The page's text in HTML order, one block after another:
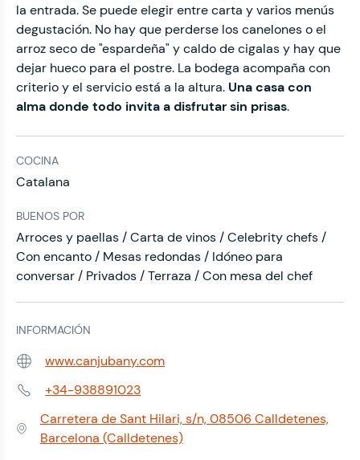
la entrada. Se puede elegir entre carta y varios menús
degustación. No hay que perderse los canelones o el
arroz seco de "espardeña" y caldo de cigalas y hay que
dejar hueco para el postre. La bodega acompaña con
criterio y el servicio está a la altura. Una casa con
alma donde todo invita a disfrutar sin prisas.
COCINA
Catalana
BUENOS POR
Arroces y paellas / Carta de vinos / Celebrity chefs /
Con encanto / Mesas redondas / Idóneo para
conversar / Privados / Terraza / Con mesa del chef
INFORMACIÓN
Web: www.canjubany.com
Teléfono:+34-938891023
Dirección:
Carretera de Sant Hilari, s/n, 08506 Calldetenes,
Barcelona (Calldetenes)